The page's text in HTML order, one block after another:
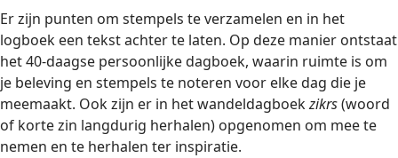
Er zijn punten om stempels te verzamelen en in het
logboek een tekst achter te laten. Op deze manier ontstaat
het 40-daagse persoonlijke dagboek, waarin ruimte is om
je beleving en stempels te noteren voor elke dag die je
meemaakt. Ook zijn er in het wandeldagboekzikrs(woord
of korte zin langdurig herhalen) opgenomen om mee te
nemen en te herhalen ter inspiratie.